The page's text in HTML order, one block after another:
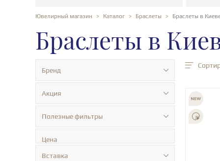
Ювелирный магазин Каталог Браслеты Браслеты в
Браслеты в
Бренд
Акция
Полезные фильтры
Цена
Вставка